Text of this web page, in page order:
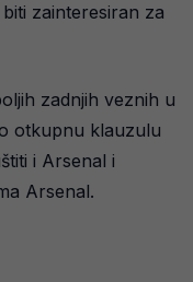
zainteresiran za
zadnjih veznih u
otkupnu klauzulu
i Arsenal i
Arsenal.